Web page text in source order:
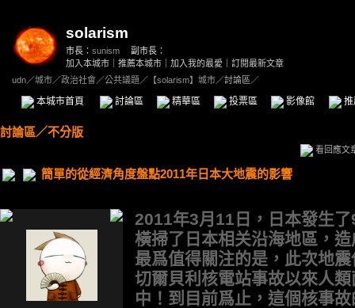
solarism
市長： sunism
副市長：
加入本城市
推薦本城市 加入我的最愛
訂閱最新文章
udn／城市／政治社會／公共議題 ／ 【solarism】城市／討論區／
本城市首頁 討論區 精華區 投票區 影像館
討論區／不分版
看回應文
簡單的從經濟角度盤點2011年日本大地震的影響
2011年3月11日，日本發生
橫掃了日本相关沿海地區，
最爲值得關注的是，此次地
切爾貝利核電站事故以來人
中！到目前爲止，這個核事